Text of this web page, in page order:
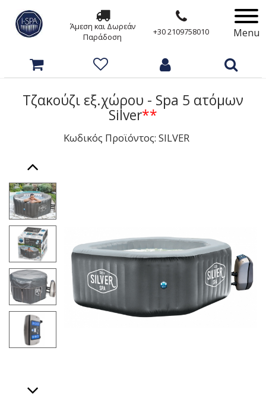
Άμεση και Δωρεάν
Παράδοση
+30 2109758010 Menu
Τζακούζι εξ.χώρου - Spa 5 ατόμων
Silver**
Κωδικός Προϊόντος: SILVER